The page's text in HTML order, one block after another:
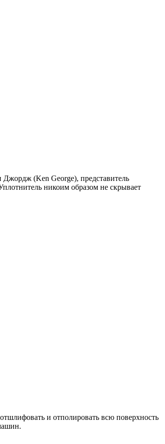
Джордж (Ken George), представитель
никоим образом не скрывает
и отполировать всю поверхность